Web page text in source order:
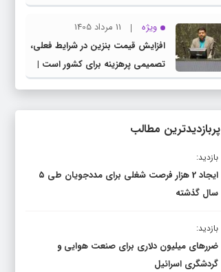
صفر در شهرستان چناران
ویژه
11 مرداد 1405
افزایش قیمت بنزین در شرایط فعلی،
تصمیمی پرهزینه برای کشور است |
دولت، قاچاق سوخت و عوامل اصلی
پربازدیدترین مطالب
بازدید:
ایجاد 2 هزار فرصت شغلی برای مددجویان طی ۵
سال گذشته
بازدید:
ضررهای میلیون دلاری برای صنعت هوایی و
گردشگری اسرائیل